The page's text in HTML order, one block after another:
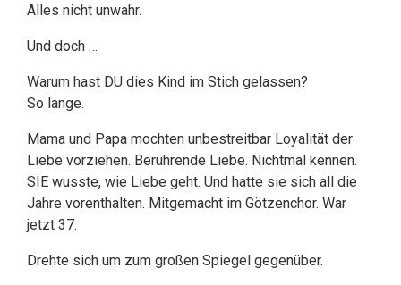
Alles nicht unwahr.
Und doch …
Warum hast DU dies Kind im Stich gelassen?
So lange.
Mama und Papa mochten unbestreitbar Loyalität der
Liebe vorziehen. Berührende Liebe. Nichtmal kennen.
SIE wusste, wie Liebe geht. Und hatte sie sich all die
Jahre vorenthalten. Mitgemacht im Götzenchor. War
jetzt 37.
Drehte sich um zum großen Spiegel gegenüber.